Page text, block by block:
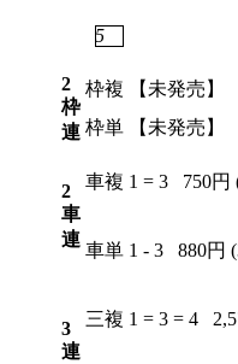
5
2
枠
連
枠複
【未発売】
枠単
【未発売】
2
車
連
車複 1 = 3 750円
車単 1 - 3 880円
3
連
三複 1 = 3 = 4